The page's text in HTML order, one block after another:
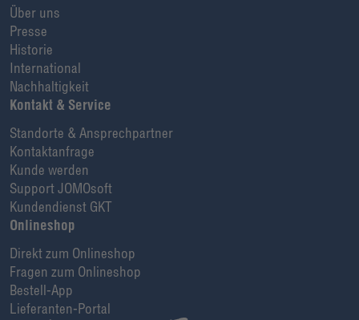
Über uns
Presse
Historie
International
Nachhaltigkeit
Kontakt & Service
Standorte & Ansprechpartner
Kontaktanfrage
Kunde werden
Support JOMOsoft
Kundendienst GKT
Onlineshop
Direkt zum Onlineshop
Fragen zum Onlineshop
Bestell-App
Lieferanten-Portal